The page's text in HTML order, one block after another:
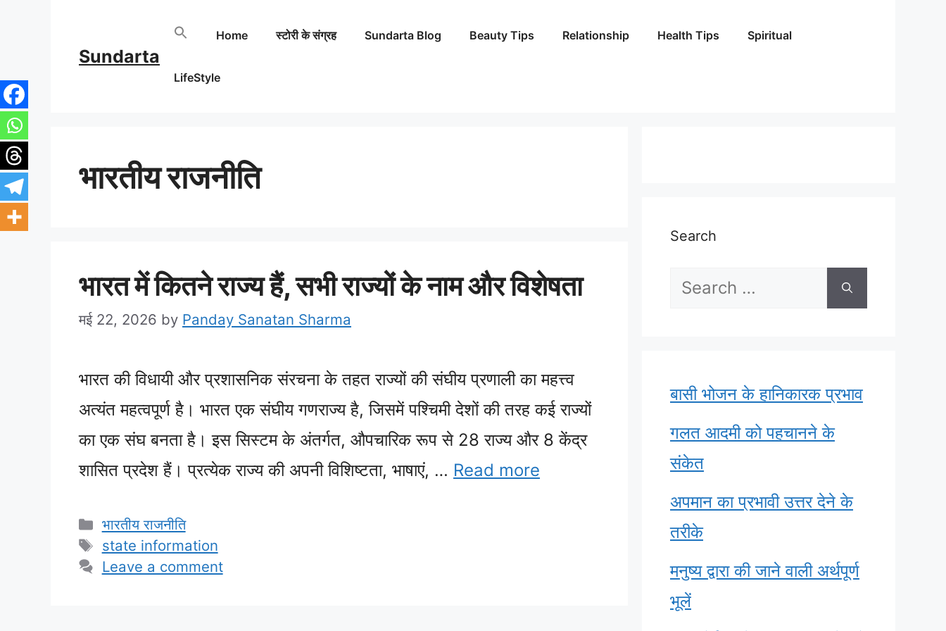
content
Sundarta
Home स्टोरी के संग्रह Sundarta Blog Beauty Tips Relationship Health Tips Spiritual
LifeStyle
भारतीय राजनीति
भारत में कितने राज्य हैं, सभी राज्यों के नाम और विशेषता
मई 22, 2026 by Panday Sanatan Sharma
भारत की विधायी और प्रशासनिक संरचना के तहत राज्यों की संघीय प्रणाली का महत्त्व
अत्यंत महत्वपूर्ण है। भारत एक संघीय गणराज्य है, जिसमें पश्चिमी देशों की तरह कई राज्यों
का एक संघ बनता है। इस सिस्टम के अंतर्गत, औपचारिक रूप से 28 राज्य और 8 केंद्र
शासित प्रदेश हैं। प्रत्येक राज्य की अपनी विशिष्टता, भाषाएं, … Read more
Categories
भारतीय राजनीति
Tags
state information
Leave a comment
Search
Search
बासी भोजन के हानिकारक प्रभाव
गलत आदमी को पहचानने के
संकेत
अपमान का प्रभावी उत्तर देने के
तरीके
मनुष्य द्वारा की जाने वाली अर्थपूर्ण
भूलें